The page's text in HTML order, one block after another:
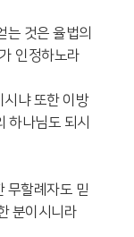
것은 율법의
인정하노라
냐 또한 이방
하나님도 되시
무할례자도 믿
분이시니라